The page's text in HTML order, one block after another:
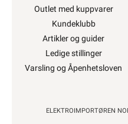
Outlet med kuppvarer
Kundeklubb
Artikler og guider
Ledige stillinger
Varsling og Åpenhetsloven
ELEKTROIMPORTØREN